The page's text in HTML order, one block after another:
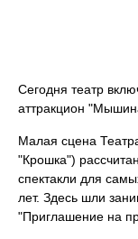
Сегодня театр
аттракцион
Малая сцена
"Крошка")
спектакли для
лет. Здесь шли
"Приглашение на